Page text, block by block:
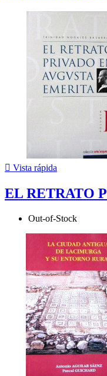
 Vista rápida
EL RETRATO
Out-of-Stock